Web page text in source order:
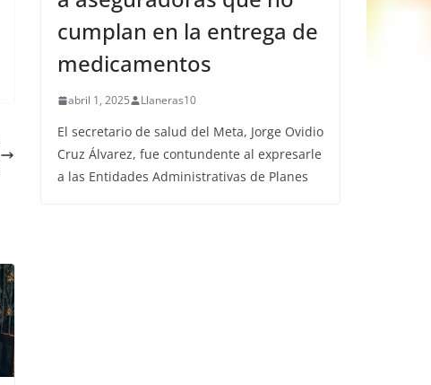
cumplan en la entrega de
medicamentos
abril 1, 2025 Llaneras10
El secretario de salud del Meta, Jorge Ovidio
Cruz Álvarez, fue contundente al expresarle
a las Entidades Administrativas de Planes